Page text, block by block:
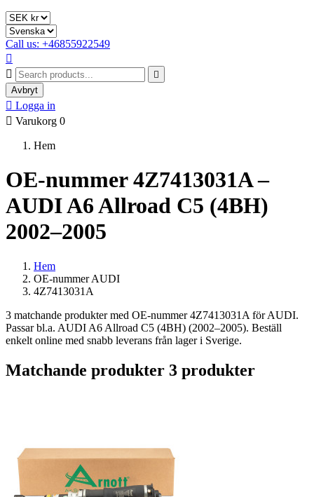
Call us: +46855922549



Avbryt
 Logga in
 Varukorg 0
Hem
OE-nummer 4Z7413031A –
AUDI A6 Allroad C5 (4BH)
2002–2005
Hem
OE-nummer AUDI
4Z7413031A
3 matchande produkter med OE-nummer 4Z7413031A för AUDI.
Passar bl.a. AUDI A6 Allroad C5 (4BH) (2002–2005). Beställ
enkelt online med snabb leverans från lager i Sverige.
Matchande produkter 3 produkter